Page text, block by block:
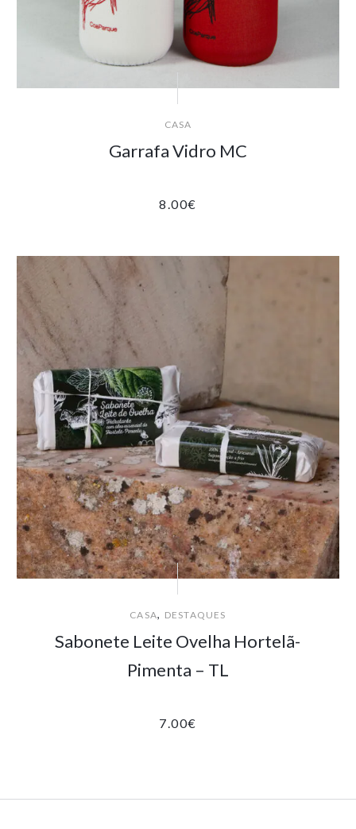
CASA
Garrafa Vidro MC
8.00€
CASA, DESTAQUES
Sabonete Leite Ovelha Hortelã-
Pimenta – TL
7.00€